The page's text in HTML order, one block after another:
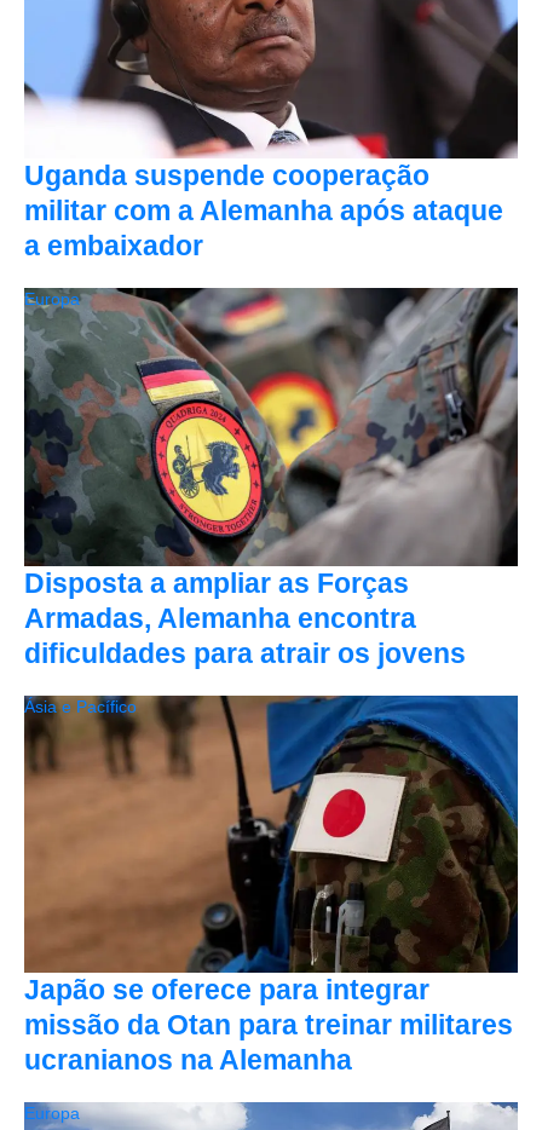
Uganda suspende cooperação
militar com a Alemanha após ataque
a embaixador
Disposta a ampliar as Forças
Armadas, Alemanha encontra
dificuldades para atrair os jovens
Europa
Japão se oferece para integrar
missão da Otan para treinar militares
ucranianos na Alemanha
Ásia e Pacífico
Europa